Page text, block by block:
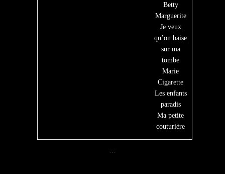
Betty
Marguerite
Je veux
qu’on baise
sur ma
tombe
Marie
Cigarette
Les enfants
paradis
Ma petite
couturière